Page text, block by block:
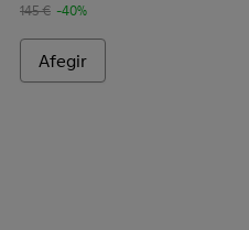
145 € -40%
Afegir